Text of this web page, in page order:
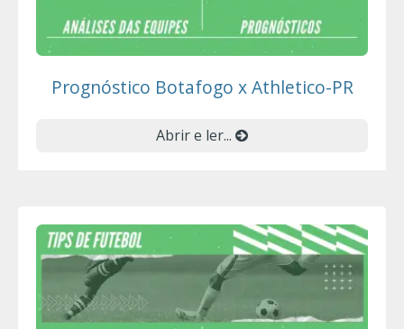
Prognóstico Botafogo x Athletico-PR
Abrir e ler...